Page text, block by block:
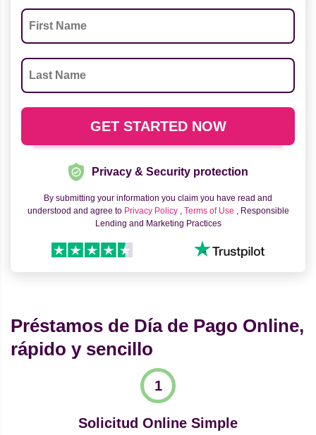
Privacy & Security protection
By submitting your information you claim you have read and
understood and agree to Privacy Policy , Terms of Use , Responsible
Lending and Marketing Practices
Préstamos de Día de Pago Online,
rápido y sencillo
Solicitud Online Simple